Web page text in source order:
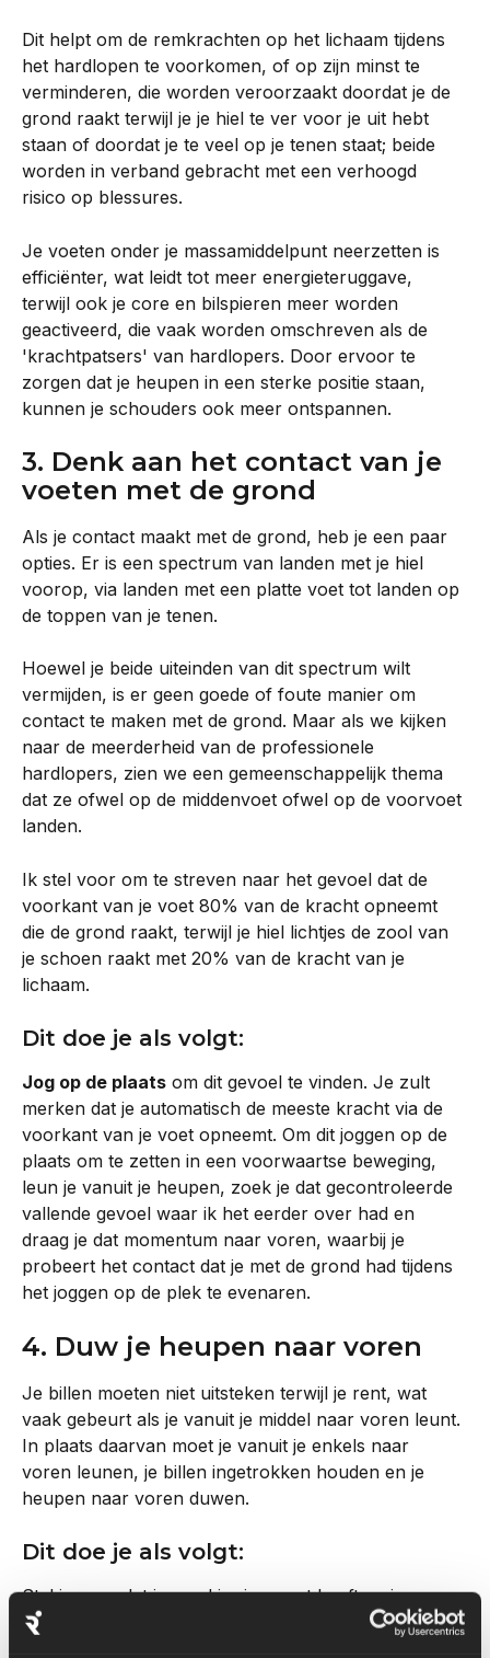
Dit helpt om de remkrachten op het lichaam tijdens
het hardlopen te voorkomen, of op zijn minst te
verminderen, die worden veroorzaakt doordat je de
grond raakt terwijl je je hiel te ver voor je uit hebt
staan of doordat je te veel op je tenen staat; beide
worden in verband gebracht met een verhoogd
risico op blessures.
Je voeten onder je massamiddelpunt neerzetten is
efficiënter, wat leidt tot meer energieteruggave,
terwijl ook je core en bilspieren meer worden
geactiveerd, die vaak worden omschreven als de
'krachtpatsers' van hardlopers. Door ervoor te
zorgen dat je heupen in een sterke positie staan,
kunnen je schouders ook meer ontspannen.
3. Denk aan het contact van je
voeten met de grond
Als je contact maakt met de grond, heb je een paar
opties. Er is een spectrum van landen met je hiel
voorop, via landen met een platte voet tot landen op
de toppen van je tenen.
Hoewel je beide uiteinden van dit spectrum wilt
vermijden, is er geen goede of foute manier om
contact te maken met de grond. Maar als we kijken
naar de meerderheid van de professionele
hardlopers, zien we een gemeenschappelijk thema
dat ze ofwel op de middenvoet ofwel op de voorvoet
landen.
Ik stel voor om te streven naar het gevoel dat de
voorkant van je voet 80% van de kracht opneemt
die de grond raakt, terwijl je hiel lichtjes de zool van
je schoen raakt met 20% van de kracht van je
lichaam.
Dit doe je als volgt:
Jog op de plaats om dit gevoel te vinden. Je zult
merken dat je automatisch de meeste kracht via de
voorkant van je voet opneemt. Om dit joggen op de
plaats om te zetten in een voorwaartse beweging,
leun je vanuit je heupen, zoek je dat gecontroleerde
vallende gevoel waar ik het eerder over had en
draag je dat momentum naar voren, waarbij je
probeert het contact dat je met de grond had tijdens
het joggen op de plek te evenaren.
4. Duw je heupen naar voren
Je billen moeten niet uitsteken terwijl je rent, wat
vaak gebeurt als je vanuit je middel naar voren leunt.
In plaats daarvan moet je vanuit je enkels naar
voren leunen, je billen ingetrokken houden en je
heupen naar voren duwen.
Dit doe je als volgt:
Stel je voor dat iemand je riem vast heeft en je
omhoog en naar voren trekt. Dit helpt je om vooruit